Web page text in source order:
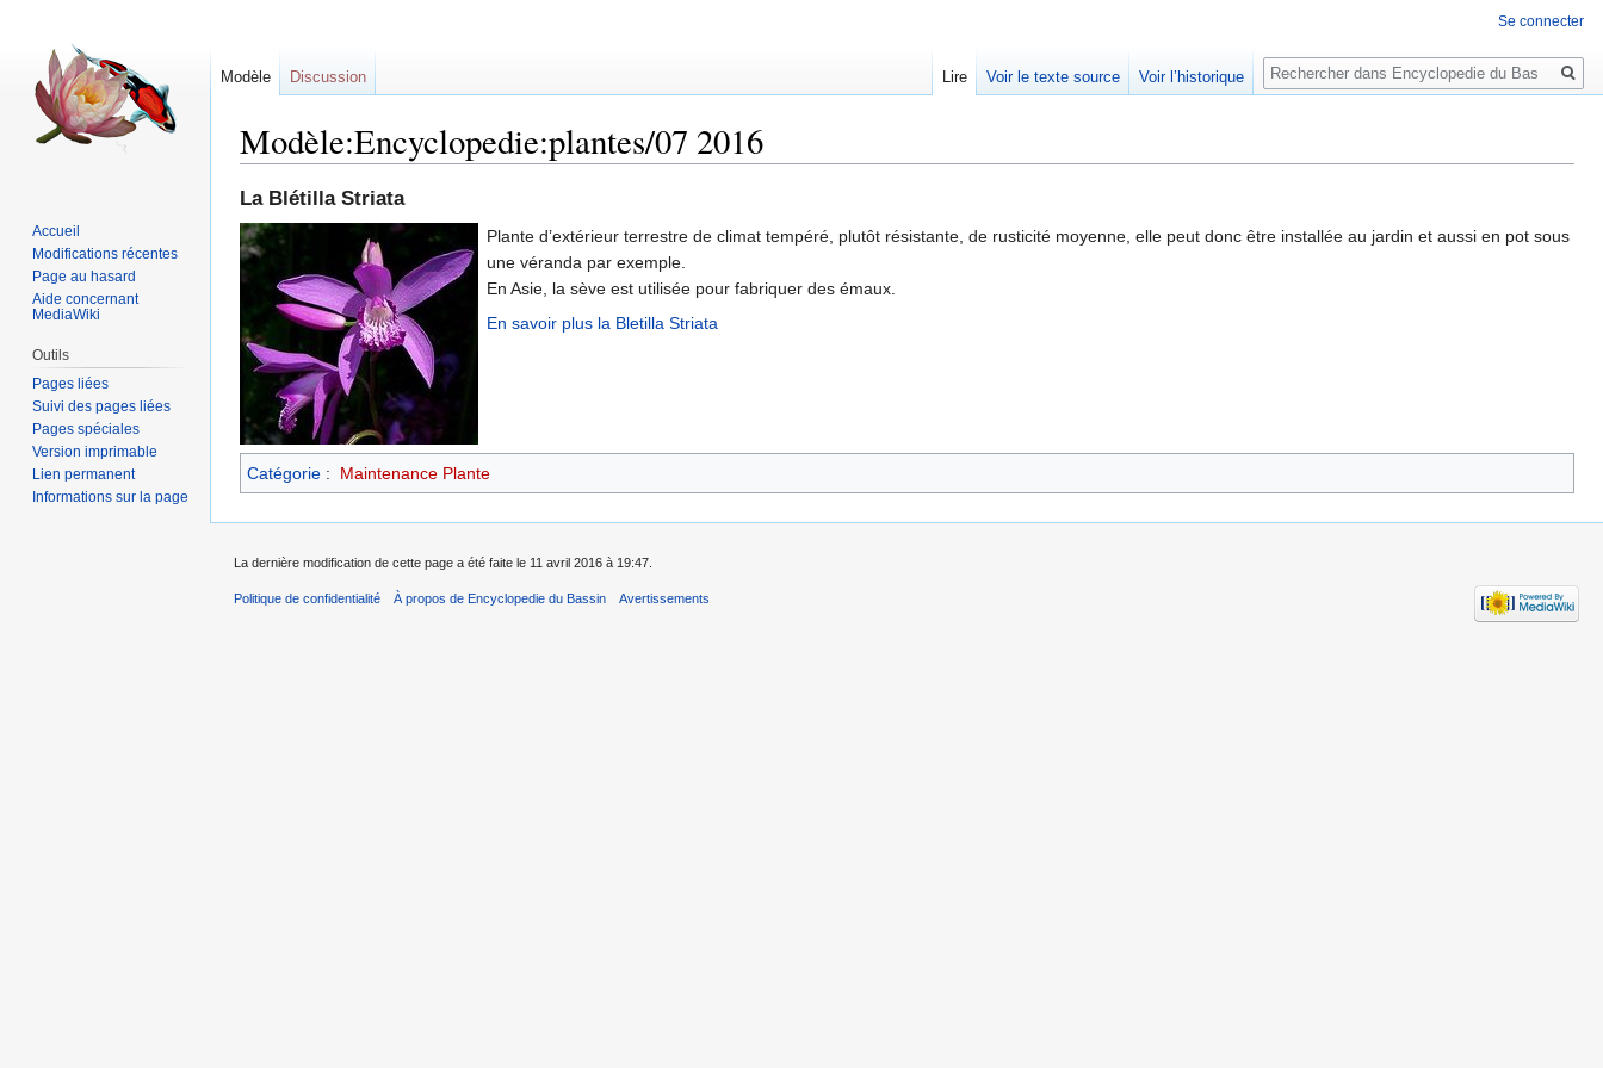
Modèle:Encyclopedie:plantes/07 2016
Sauter
à
la
navigation
Sauter
à
la
recherche
La Blétilla Striata
Plante d’extérieur terrestre de climat tempéré, plutôt résistante, de rusticité moyenne, elle peut donc être installée au jardin et aussi en pot sous
une véranda par exemple.
En Asie, la sève est utilisée pour fabriquer des émaux.
En savoir plus la Bletilla Striata
Catégorie : Maintenance Plante
Se connecter
Modèle Discussion Lire Voir le texte source Voir l’historique
Rechercher
Accueil
Modifications récentes
Page au hasard
Aide concernant
MediaWiki
Outils
Pages liées
Suivi des pages liées
Pages spéciales
Version imprimable
Lien permanent
Informations sur la page
La dernière modification de cette page a été faite le 11 avril 2016 à 19:47.
Politique de confidentialité À propos de Encyclopedie du Bassin Avertissements